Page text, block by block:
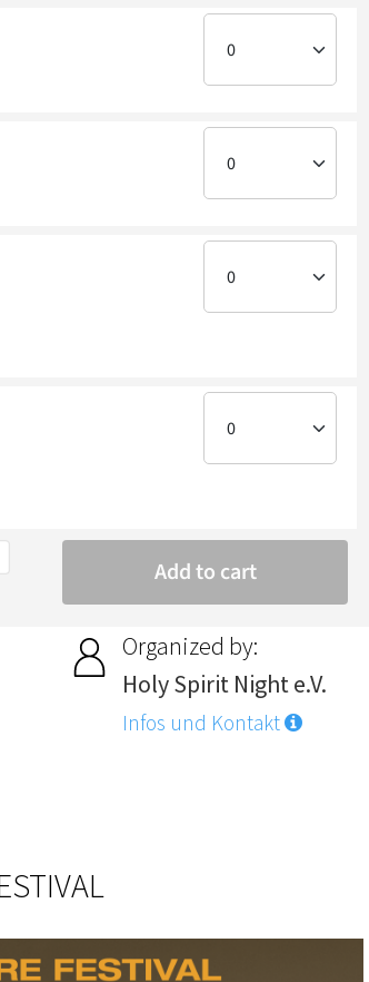
Organized by:
Holy Spirit Night e.V.
Infos und Kontakt